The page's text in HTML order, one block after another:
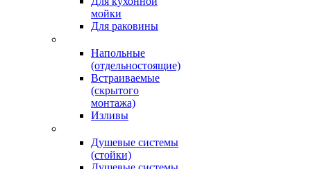
мойки
Для раковины
Напольные
(отдельностоящие)
Встраиваемые
(скрытого
монтажа)
Изливы
Душевые системы
(стойки)